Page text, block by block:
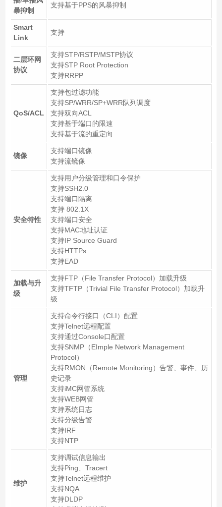
暴抑制
支持基于PPS的风暴抑制
Smart
Link
支持
二层环网
协议
支持STP/RSTP/MSTP协议
支持STP Root Protection
支持RRPP
QoS/ACL
支持包过滤功能
支持SP/WRR/SP+WRR队列调度
支持双向ACL
支持基于端口的限速
支持基于流的重定向
镜像
支持端口镜像
支持流镜像
安全特性
支持用户分级管理和口令保护
支持SSH2.0
支持端口隔离
支持 802.1X
支持端口安全
支持MAC地址认证
支持IP Source Guard
支持HTTPs
支持EAD
加载与升
级
支持FTP（File Transfer Protocol）加载升级
支持TFTP（Trivial File Transfer Protocol）加载升
级
管理
支持命令行接口（CLI）配置
支持Telnet远程配置
支持通过Console口配置
支持SNMP（EImple Network Management
Protocol）
支持RMON（Remote Monitoring）告警、事件、历
史记录
支持iMC网管系统
支持WEB网管
支持系统日志
支持分级告警
支持IRF
支持NTP
维护
支持调试信息输出
支持Ping、Tracert
支持Telnet远程维护
支持NQA
支持DLDP